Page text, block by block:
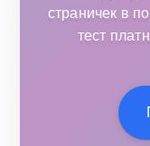
страничек в
тест